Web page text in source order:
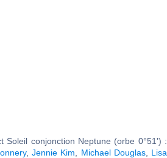
Soleil conjonction Neptune (orbe 0°51') :
, Jennie Kim Michael Douglas, Lisa